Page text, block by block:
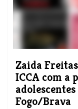
Zaida
ICCA com a
Fogo/Brava